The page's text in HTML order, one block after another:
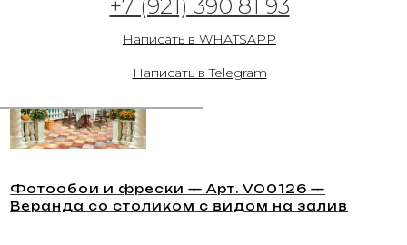
+7 (921) 390 81 93
Написать в WHATSAPP
Написать в Telegram
пол с выходом на террасу
Фотообои и фрески — Арт. VO0126 —
Веранда со столиком с видом на залив